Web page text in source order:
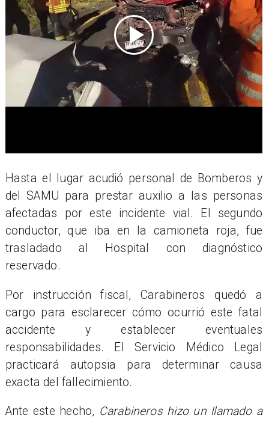
Hasta el lugar acudió personal de Bomberos y
del SAMU para prestar auxilio a las personas
afectadas por este incidente vial. El segundo
conductor, que iba en la camioneta roja, fue
trasladado al Hospital con diagnóstico
reservado.
Por instrucción fiscal, Carabineros quedó a
cargo para esclarecer cómo ocurrió este fatal
accidente y establecer eventuales
responsabilidades. El Servicio Médico Legal
practicará autopsia para determinar causa
exacta del fallecimiento.
Ante este hecho, Carabineros hizo un llamado a